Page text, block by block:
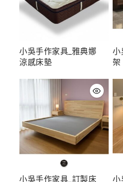
小吳手作家具_雅典娜
涼感床墊
小
架
小吳手作家具_訂製床
小